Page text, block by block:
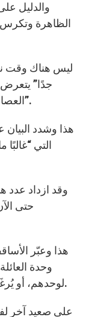
والدليل
الظاهرة وتكرس
جدًا”
العصابات والمتاجرين بالبشر، وتجار المخدرات”.
هذا وشدد
التي
وقد ازداد عدد
حتى
هذا وعبّر
وحدة
لوحدهم، أو يُرغَمون على العمل من اجل الاعتناء بالعائلة.
على صعيد آخر